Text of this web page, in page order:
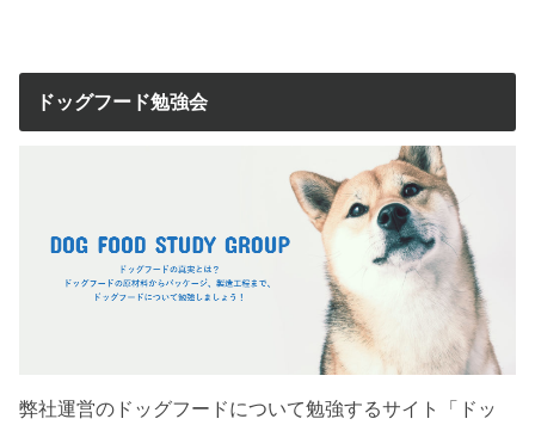
ドッグフード勉強会
弊社運営のドッグフードについて勉強するサイト「ドッ